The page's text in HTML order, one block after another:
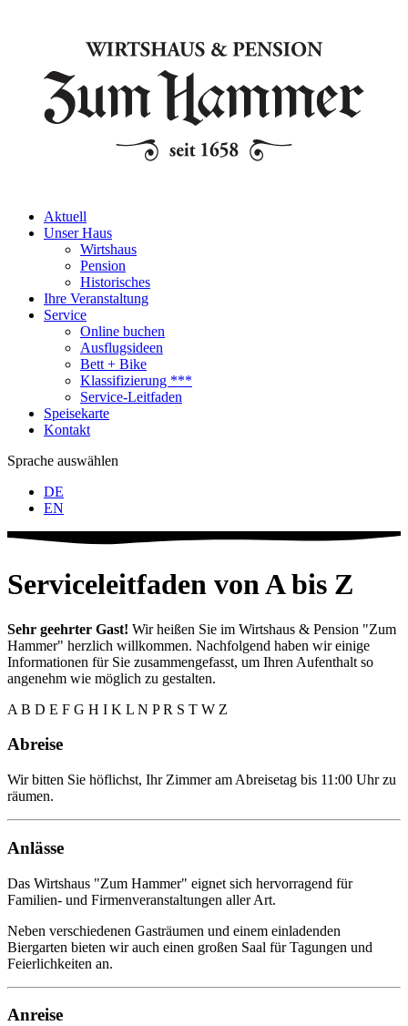
Aktuell
Unser Haus
Wirtshaus
Pension
Historisches
Ihre Veranstaltung
Service
Online buchen
Ausflugsideen
Bett + Bike
Klassifizierung ***
Service-Leitfaden
Speisekarte
Kontakt
Sprache auswählen
DE
EN
Serviceleitfaden von A bis Z
Sehr geehrter Gast! Wir heißen Sie im Wirtshaus & Pension "Zum
Hammer" herzlich willkommen. Nachfolgend haben wir einige
Informationen für Sie zusammengefasst, um Ihren Aufenthalt so
angenehm wie möglich zu gestalten.
A B D E F G H I K L N P R S T W Z
Abreise
Wir bitten Sie höflichst, Ihr Zimmer am Abreisetag bis 11:00 Uhr zu
räumen.
Anlässe
Das Wirtshaus "Zum Hammer" eignet sich hervorragend für
Familien- und Firmenveranstaltungen aller Art.
Neben verschiedenen Gasträumen und einem einladenden
Biergarten bieten wir auch einen großen Saal für Tagungen und
Feierlichkeiten an.
Anreise